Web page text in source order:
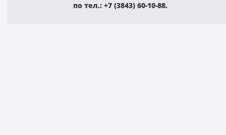
по тел.: +7 (3843) 60-10-88.